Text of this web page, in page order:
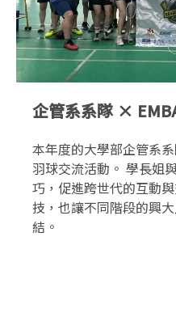
企管系系隊 ×
本年度的大學部企管系
羽球交流活動。 學長姐
巧，促進跨世代的互動
技，也讓不同階段的興
結。